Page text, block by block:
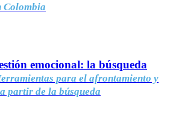
Colombia
emocional: la búsqueda
para el afrontamiento y
partir de la búsqueda